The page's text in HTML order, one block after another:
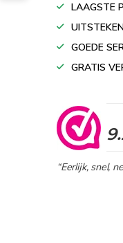
LAAGSTE
GOEDE
GRATIS
“Eerlijk, snel,